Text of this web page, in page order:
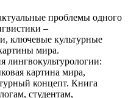
проблемы одного
–
ключевые культурные
мира.
лингвокультурологии:
картина мира,
концепт. Книга
студентам,